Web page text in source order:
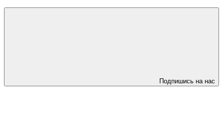
Подпишись на нас